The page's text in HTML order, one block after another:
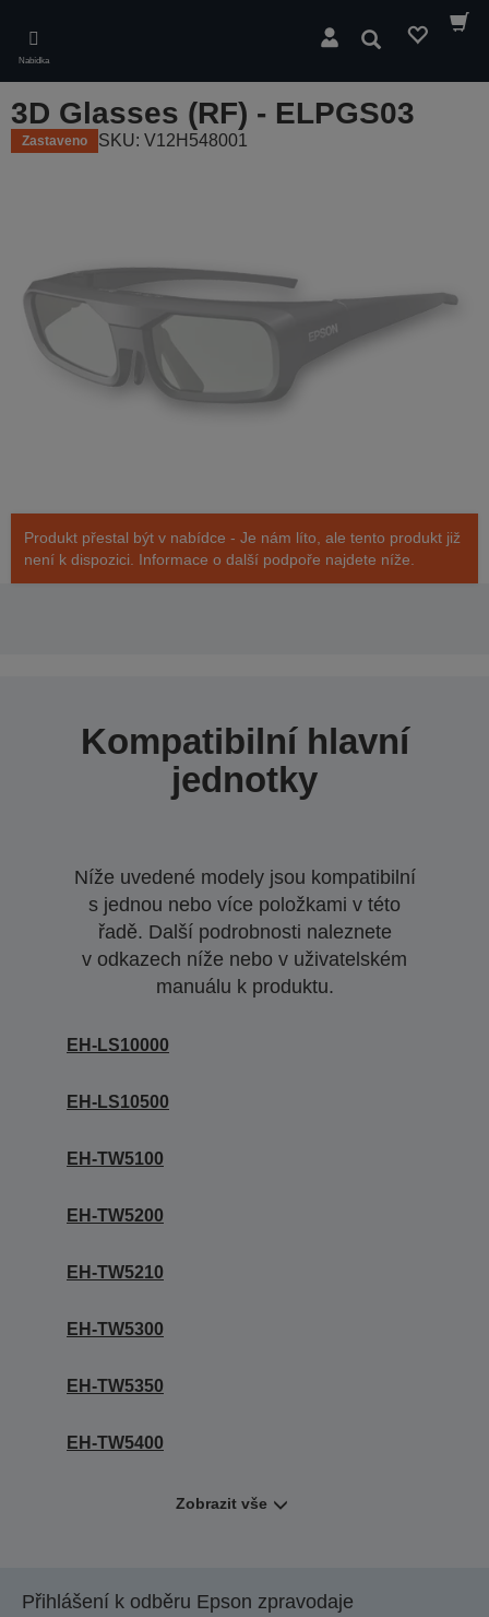
main
content
Nabídka
Hledat
3D Glasses (RF) - ELPGS03
Zastaveno SKU: V12H548001
Produkt přestal být v nabídce - Je nám líto, ale tento produkt již
není k dispozici. Informace o další podpoře najdete níže.
Kompatibilní hlavní
jednotky
Níže uvedené modely jsou kompatibilní
s jednou nebo více položkami v této
řadě. Další podrobnosti naleznete
v odkazech níže nebo v uživatelském
manuálu k produktu.
EH-LS10000
EH-LS10500
EH-TW5100
EH-TW5200
EH-TW5210
EH-TW5300
EH-TW5350
EH-TW5400
Zobrazit vše
Přihlášení k odběru Epson zpravodaje